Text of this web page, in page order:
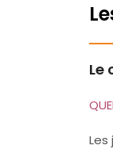
Le
Les